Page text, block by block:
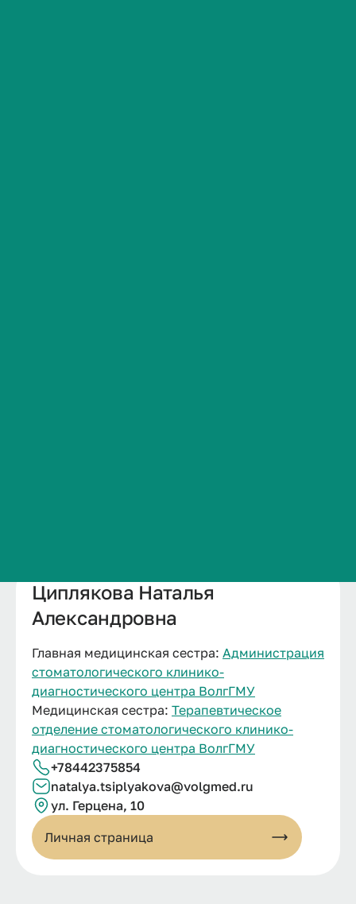
Циплякова Наталья
Александровна
Главная медицинская сестра: Администрация
стоматологического клинико-
диагностического центра ВолгГМУ
Медицинская сестра: Терапевтическое
отделение стоматологического клинико-
диагностического центра ВолгГМУ
+78442375854
natalya.tsiplyakova@volgmed.ru
ул. Герцена, 10
Личная страница